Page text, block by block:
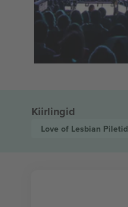
Kiirlingid
Love of Lesbian Piletid